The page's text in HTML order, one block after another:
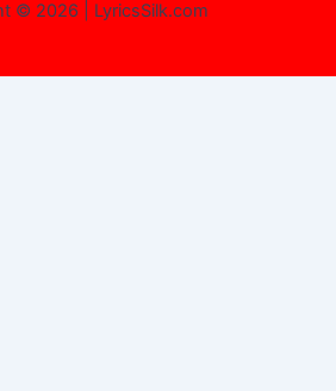
© 2026 | LyricsSilk.com